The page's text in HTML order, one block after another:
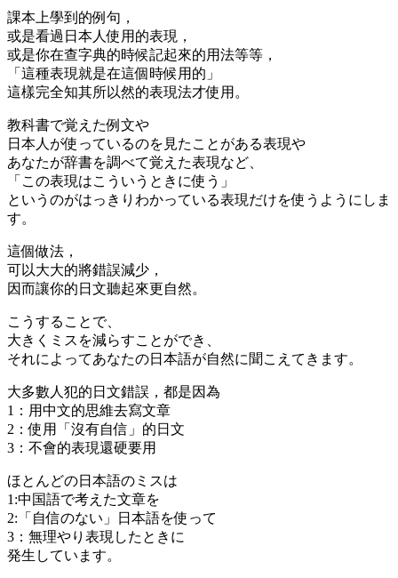
課本上學到的例句，
或是看過日本人使用的表現，
或是你在查字典的時候記起來的用法等等，
「這種表現就是在這個時候用的」
這樣完全知其所以然的表現法才使用。
教科書で覚えた例文や
日本人が使っているのを見たことがある表現や
あなたが辞書を調べて覚えた表現など、
「この表現はこういうときに使う」
というのがはっきりわかっている表現だけを使うようにしま
す。
這個做法，
可以大大的將錯誤減少，
因而讓你的日文聽起來更自然。
こうすることで、
大きくミスを減らすことができ、
それによってあなたの日本語が自然に聞こえてきます。
大多數人犯的日文錯誤，都是因為
1：用中文的思維去寫文章
2：使用「沒有自信」的日文
3：不會的表現還硬要用
ほとんどの日本語のミスは
1:中国語で考えた文章を
2:「自信のない」日本語を使って
3：無理やり表現したときに
発生しています。